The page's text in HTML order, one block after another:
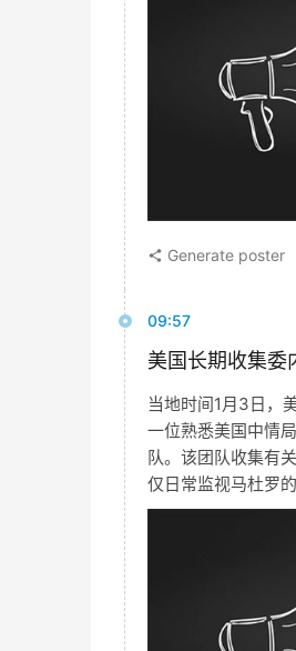
Generate poster
09:57
美国长期收集委
当地时间1月3日，
一位熟悉美国中情
队。该团队收集有
仅日常监视马杜罗